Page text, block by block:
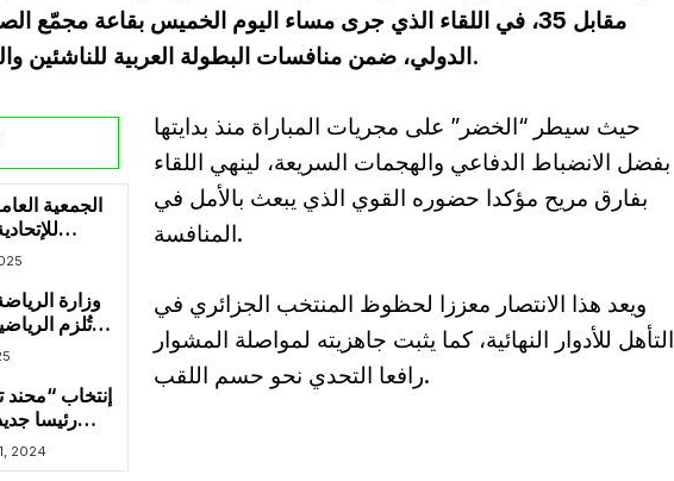
مقابل 35، في اللقاء الذي جرى مساء اليوم الخميس بقاعة مجمّع
الدولي، ضمن منافسات البطولة العربية للناشئين والناشئات لكرة السلة.
الجمعية
وزارة
تُلزم
طبية
والمؤثرات العقلية.
إنتخاب “محند
رئيسا
الجزائرية
2024
حيث سيطر “الخضر” على مجريات المباراة منذ بدايتها
بفضل الانضباط الدفاعي والهجمات السريعة، لينهي اللقاء
بفارق مريح مؤكدا حضوره القوي الذي يبعث بالأمل في
المنافسة.
ويعد هذا الانتصار معززا لحظوظ المنتخب الجزائري في
التأهل للأدوار النهائية، كما يثبت جاهزيته لمواصلة المشوار
رافعا التحدي نحو حسم اللقب.